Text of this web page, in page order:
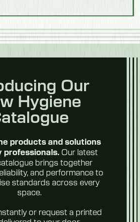
des mains
Our
Hygiene
products and solutions
professionals. Our latest
brings together
and performance to
standards across every
space.
or request a printed